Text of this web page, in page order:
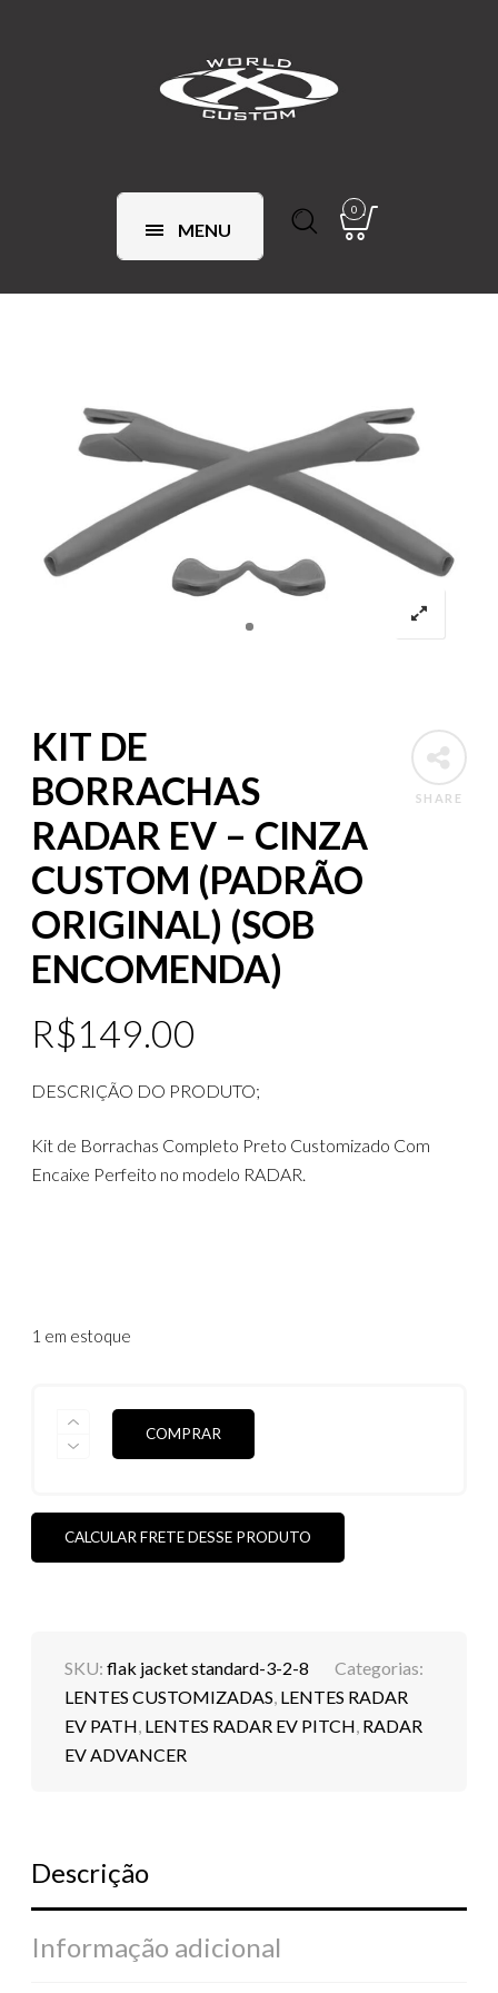
MENU
0
SHARE
KIT DE
BORRACHAS
RADAR EV – CINZA
CUSTOM (PADRÃO
ORIGINAL) (SOB
ENCOMENDA)
R$149.00
DESCRIÇÃO DO PRODUTO;
Kit de Borrachas Completo Preto Customizado Com
Encaixe Perfeito no modelo RADAR.
1 em estoque
KIT
BORRACHAS
-
CINZA
COMPRAR
CALCULAR FRETE DESSE PRODUTO
SKU:flak jacket standard-3-2-8
Categorias:
LENTES CUSTOMIZADAS, LENTES RADAR
EV PATH, LENTES RADAR EV PITCH, RADAR
EV ADVANCER
Descrição
Informação adicional